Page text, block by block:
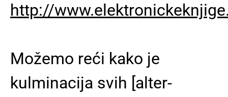
http://
Možemo reći kako je
kulminacija svih [alter-